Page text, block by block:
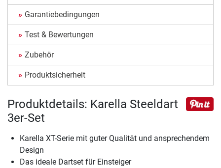
Garantiebedingungen
Test & Bewertungen
Zubehör
Produktsicherheit
Produktdetails: Karella Steeldart
3er-Set
Karella XT-Serie mit guter Qualität und ansprechendem
Design
Das ideale Dartset für Einsteiger